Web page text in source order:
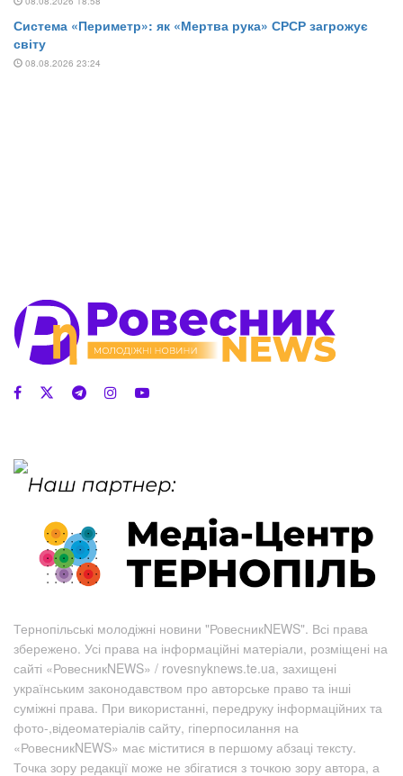
Тернопільські молодіжні новини "РовесникNEWS". Всі права
збережено. Усі права на інформаційні матеріали, розміщені на
сайті «РовесникNEWS» / rovesnyknews.te.ua, захищені
українським законодавством про авторське право та інші
суміжні права. При використанні, передруку інформаційних та
фото-,відеоматеріалів сайту, гіперпосилання на
«РовесникNEWS» має міститися в першому абзаці тексту.
Точка зору редакції може не збігатися з точкою зору автора, а